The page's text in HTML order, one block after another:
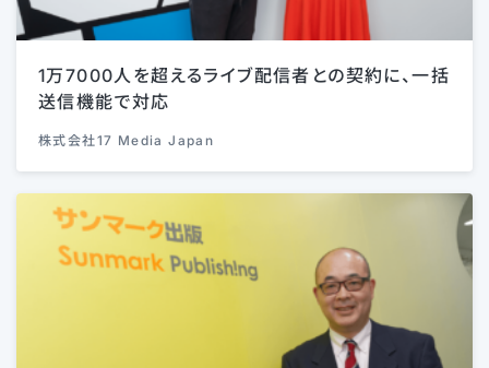
1万7000人を超えるライブ配信者との契約に、一括
送信機能で対応
株式会社17 Media Japan